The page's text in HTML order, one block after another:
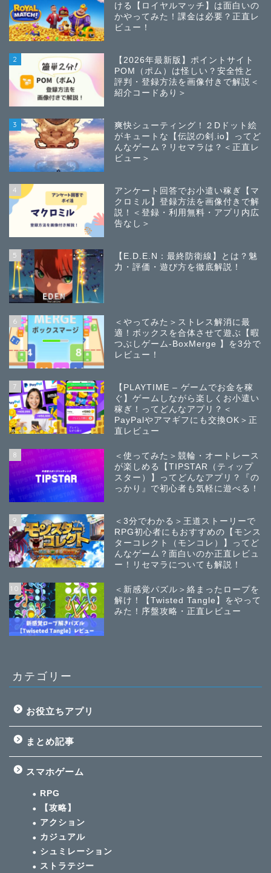
ける【ロイヤルマッチ】は面白いの
かやってみた！課金は必要？正直レ
ビュー！
2
【2026年最新版】ポイントサイト
POM（ポム）は怪しい？安全性と
評判・登録方法を画像付きで解説＜
紹介コードあり＞
3
爽快シューティング！２Dドット絵
がキュートな【伝説の剣.io】ってど
んなゲーム？リセマラは？＜正直レ
ビュー＞
4
アンケート回答でお小遣い稼ぎ【マ
クロミル】登録方法を画像付きで解
説！＜登録・利用無料・アプリ内広
告なし＞
5
【E.D.E.N：最終防衛線】とは？魅
力・評価・遊び方を徹底解説！
6
＜やってみた＞ストレス解消に最
適！ボックスを合体させて遊ぶ【暇
つぶしゲーム-BoxMerge 】を3分で
レビュー！
7
【PLAYTIME – ゲームでお金を稼
ぐ】ゲームしながら楽しくお小遣い
稼ぎ！ってどんなアプリ？＜
PayPalやアマギフにも交換OK＞正
直レビュー
8
＜使ってみた＞競輪・オートレース
が楽しめる【TIPSTAR（ティップ
スター）】ってどんなアプリ？『の
っかり』で初心者も気軽に遊べる！
9
＜3分でわかる＞王道ストーリーで
RPG初心者にもおすすめの【モンス
ターコレクト（モンコレ）】ってど
んなゲーム？面白いのか正直レビュ
ー！リセマラについても解説！
10
＜新感覚パズル＞絡まったロープを
解け！【Twisted Tangle】をやって
みた！序盤攻略・正直レビュー
カテゴリー
お役立ちアプリ
まとめ記事
スマホゲーム
RPG
【攻略】
アクション
カジュアル
シュミレーション
ストラテジー